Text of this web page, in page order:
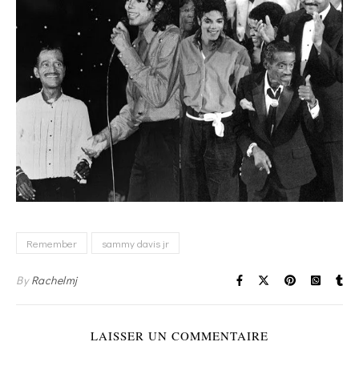
Remember sammy davis jr
ByRachelmj
LAISSER UN COMMENTAIRE